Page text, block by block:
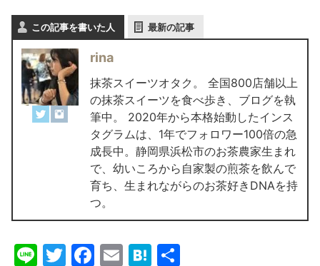
この記事を書いた人 最新の記事
rina
抹茶スイーツオタク。 全国800店舗以上
の抹茶スイーツを食べ歩き、ブログを執
筆中。 2020年から本格始動したインス
タグラムは、1年でフォロワー100倍の急
成長中。静岡県浜松市のお茶農家生まれ
で、幼いころから自家製の煎茶を飲んで
育ち、生まれながらのお茶好きDNAを持
つ。
Li T
F
E
H